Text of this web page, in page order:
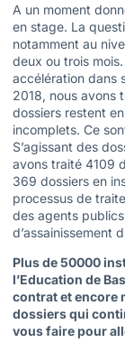
A un moment
en stage. La
notamment au
deux ou trois
accélération dans
2018, nous avons
dossiers restent
incomplets. Ce
S’agissant des
avons traité 4109
369 dossiers en
processus de
des agents
d’assainissement
Plus de 50000
l’Education de
contrat et encore
dossiers qui
vous faire pour